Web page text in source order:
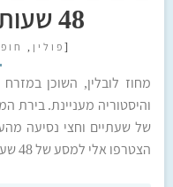
48 שעות במחוז לובלין
[ פולין ,
מחוז לובלין, השוכן
והיסטוריה מעניינת. בירת
של שעתיים וחצי נסיעה
הצטרפו אלי למסע של 48 שעות במחוז לובלין.